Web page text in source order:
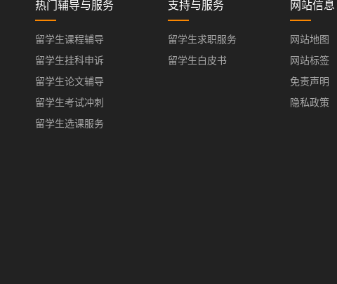
热门辅导与服务
留学生课程辅导
留学生挂科申诉
留学生论文辅导
留学生考试冲刺
留学生选课服务
支持与服务
留学生求职服务
留学生白皮书
网站信息
网站地图
网站标签
免责声明
隐私政策